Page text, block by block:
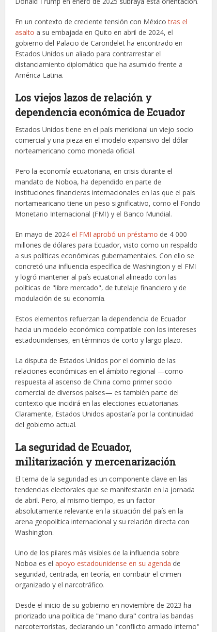
En un contexto de creciente tensión con Méxicotras el
asalto a su embajada en Quito en abril de 2024, el
gobierno del Palacio de Carondelet ha encontrado en
Estados Unidos un aliado para contrarrestar el
distanciamiento diplomático que ha asumido frente a
América Latina.
Los viejos lazos de relación y
dependencia económica de Ecuador
Estados Unidos tiene en el país meridional un viejo socio
comercial y una pieza en el modelo expansivo del dólar
norteamericano como moneda oficial.
Pero la economía ecuatoriana, en crisis durante el
mandato de Noboa, ha dependido en parte de
instituciones financieras internacionales en las que el país
nortamearicano tiene un peso significativo, como el Fondo
Monetario Internacional (FMI) y el Banco Mundial.
En mayo de 2024el FMI aprobó un préstamo de 4 000
millones de dólares para Ecuador, visto como un respaldo
a sus políticas económicas gubernamentales. Con ello se
concretó una influencia específica de Washington y el FMI
y logró mantener al país ecuatorial alineado con las
políticas de "libre mercado", de tutelaje financiero y de
modulación de su economía.
Estos elementos refuerzan la dependencia de Ecuador
hacia un modelo económico compatible con los intereses
estadounidenses, en términos de corto y largo plazo.
La disputa de Estados Unidos por el dominio de las
relaciones económicas en el ámbito regional —como
respuesta al ascenso de China como primer socio
comercial de diversos países— es también parte del
contexto que incidirá en las elecciones ecuatorianas.
Claramente, Estados Unidos apostaría por la continuidad
del gobierno actual.
La seguridad de Ecuador,
militarización y mercenarización
El tema de la seguridad es un componente clave en las
tendencias electorales que se manifestarán en la jornada
de abril. Pero, al mismo tiempo, es un factor
absolutamente relevante en la situación del país en la
arena geopolítica internacional y su relación directa con
Washington.
Uno de los pilares más visibles de la influencia sobre
Noboa es elapoyo estadounidense en su agenda de
seguridad, centrada, en teoría, en combatir el crimen
organizado y el narcotráfico.
Desde el inicio de su gobierno en noviembre de 2023 ha
priorizado una política de "mano dura" contra las bandas
narcoterroristas, declarando un "conflicto armado interno"